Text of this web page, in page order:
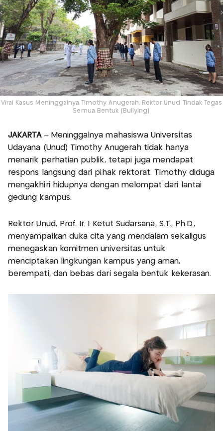
Viral Kasus Meninggalnya Timothy Anugerah, Rektor Unud Tindak Tegas
Semua Bentuk {Bullying}
JAKARTA – Meninggalnya mahasiswa Universitas
Udayana (Unud) Timothy Anugerah tidak hanya
menarik perhatian publik, tetapi juga mendapat
respons langsung dari pihak rektorat. Timothy diduga
mengakhiri hidupnya dengan melompat dari lantai
gedung kampus.
Rektor Unud, Prof. Ir. I Ketut Sudarsana, S.T., Ph.D.,
menyampaikan duka cita yang mendalam sekaligus
menegaskan komitmen universitas untuk
menciptakan lingkungan kampus yang aman,
berempati, dan bebas dari segala bentuk kekerasan.